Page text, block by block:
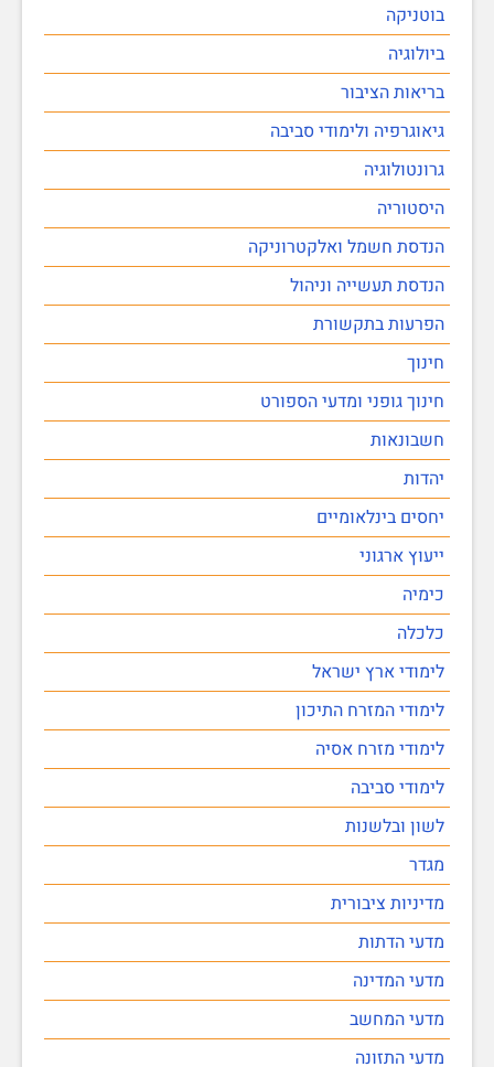
בוטניקה
ביולוגיה
בריאות הציבור
גיאוגרפיה ולימודי סביבה
גרונטולוגיה
היסטוריה
הנדסת חשמל ואלקטרוניקה
הנדסת תעשייה וניהול
הפרעות בתקשורת
חינוך
חינוך גופני ומדעי הספורט
חשבונאות
יהדות
יחסים בינלאומיים
ייעוץ ארגוני
כימיה
כלכלה
לימודי ארץ ישראל
לימודי המזרח התיכון
לימודי מזרח אסיה
לימודי סביבה
לשון ובלשנות
מגדר
מדיניות ציבורית
מדעי הדתות
מדעי המדינה
מדעי המחשב
מדעי התזונה